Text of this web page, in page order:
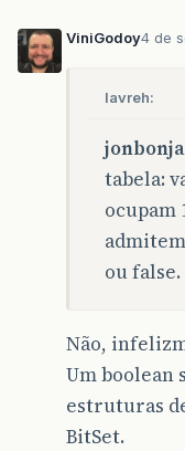
ViniGodoy4 de
lavreh:
tabela:
ocupam
ou false.
Não,
Um boolean
estruturas
BitSet.